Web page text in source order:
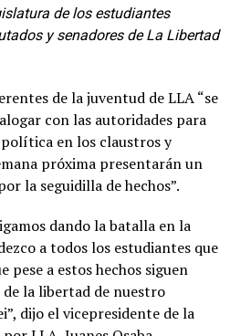
de los estudiantes
y senadores de La Libertad
de la juventud de LLA “se
con las autoridades para
en los claustros y
próxima presentarán un
la seguidilla de hechos”.
dando la batalla en la
a todos los estudiantes que
pese a estos hechos siguen
de la libertad de nuestro
dijo el vicepresidente de la